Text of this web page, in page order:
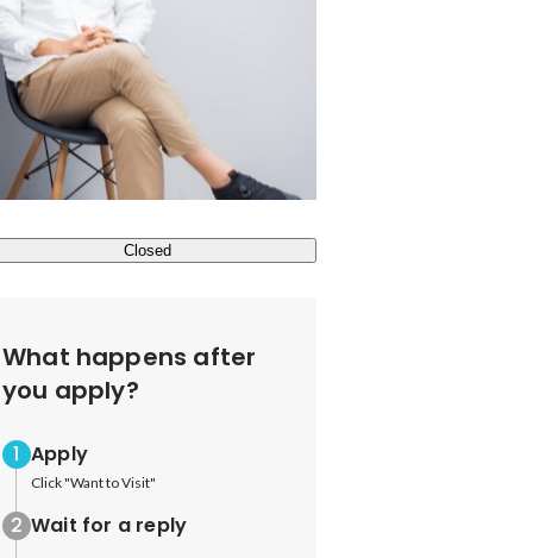
Closed
What happens after
you apply?
Apply
Click "Want to Visit"
Wait for a reply